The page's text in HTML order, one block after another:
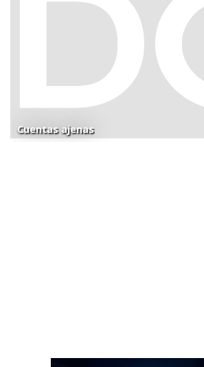
Cuentas ajenas